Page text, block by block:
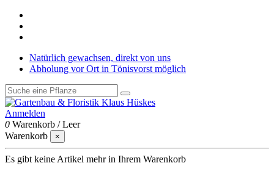
Natürlich gewachsen, direkt von uns
Abholung vor Ort in Tönisvorst möglich
Anmelden
0 Warenkorb /Leer
Warenkorb
×
Es gibt keine Artikel mehr in Ihrem Warenkorb